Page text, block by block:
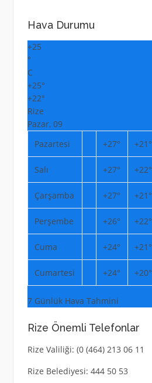
Hava Durumu
+25
°
C
+25°
+22°
Rize
Pazar, 09
Pazartesi
+27° +21°
Salı +27° +22°
Çarşamba +27° +21°
Perşembe +26° +22°
Cuma +24° +21°
Cumartesi +24° +20°
7 Günlük Hava Tahmini
Rize Önemli Telefonlar
Rize Valiliği: (0 (464) 213 06 11
Rize Belediyesi: 444 50 53